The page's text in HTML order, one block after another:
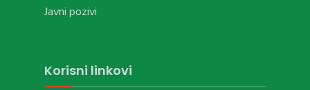
Javni pozivi
Korisni linkovi